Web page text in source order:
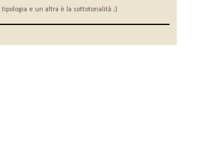
e un altra è la sottotonalità ;)